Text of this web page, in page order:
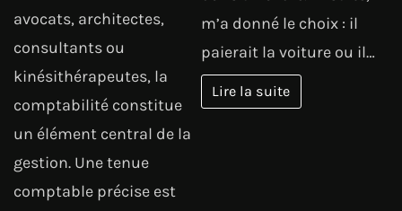
avocats, architectes,
consultants ou
kinésithérapeutes, la
comptabilité constitue
un élément central de la
gestion. Une tenue
comptable précise est
m’a donné le choix : il
paierait la voiture ou il…
Lire la suite